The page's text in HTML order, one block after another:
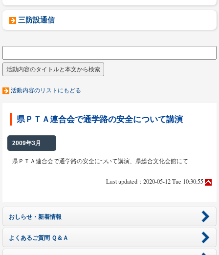
三防設通信
活動内容のリストにもどる
県ＰＴＡ連合会で通学路の安全について講演
2009年3月
県ＰＴＡ連合会で通学路の安全について講演、県総合文化会館にて
Last updated：2020-05-12 Tue 10:30:55
おしらせ・新着情報
よくあるご質問 Ｑ＆Ａ